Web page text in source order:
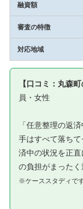
融資額
審査の特徴
対応地域
【口コミ：丸森
員・女性
「任意整理の返
手はすべて落ち
済中の状況を正
の負担がまったく
※ケーススタディで